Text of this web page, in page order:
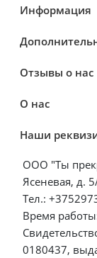
Информация
Отзывы о нас
О нас
Наши
ООО "Ты
Ясеневая, д.
Тел.:
Время
0180437,